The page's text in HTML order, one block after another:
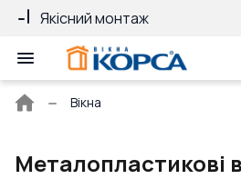
Якісний монтаж
Головна
Вікна
Металопластикові